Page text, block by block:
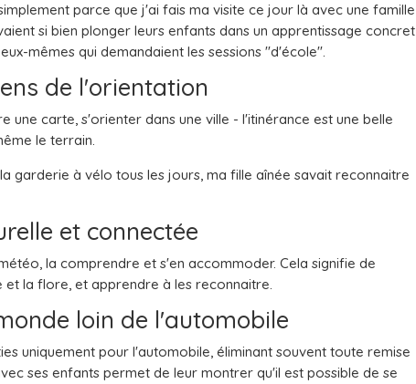
parce que j'ai fais ma visite ce jour là avec une famille
si bien plonger leurs enfants dans un apprentissage concret
mêmes qui demandaient les sessions "d'école".
de l'orientation
une carte, s'orienter dans une ville - l'itinérance est une belle
le terrain.
garderie à vélo tous les jours, ma fille aînée savait reconnaitre
et connectée
la comprendre et s'en accommoder. Cela signifie de
la flore, et apprendre à les reconnaitre.
loin de l'automobile
uniquement pour l'automobile, éliminant souvent toute remise
ses enfants permet de leur montrer qu'il est possible de se